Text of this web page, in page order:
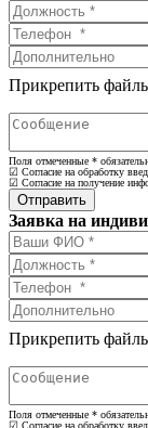
Прикрепить
Поля отмеченные *
☑ Согласие на обработку
☑ Согласие на получение
Заявка на
Прикрепить
Поля отмеченные *
☑ Согласие на обработку